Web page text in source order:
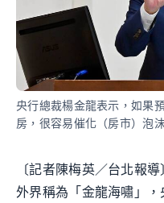
央行總裁楊金龍表示，如果
房，很容易催化（房市）泡
〔記者陳梅英／台北報
外界稱為「金龍海嘯」